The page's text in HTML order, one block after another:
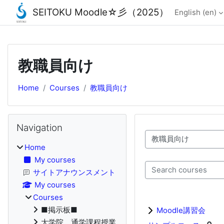
Skip to main content
SEITOKU Moodle☆彡（2025） English ‎(en)‎
教職員向け
Home Courses 教職員向け
Course categories
Search courses
Moodle講習会
Blocks
Navigation
Home
My courses
サイトアナウンスメント
My courses
Courses
■掲示板■